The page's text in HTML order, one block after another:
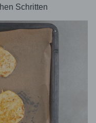
Schritten